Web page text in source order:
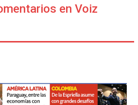
en Voiz